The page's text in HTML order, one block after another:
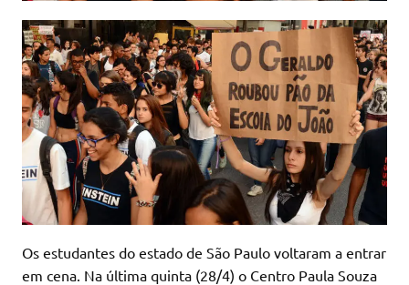
Os estudantes do estado de São Paulo voltaram a entrar
em cena. Na última quinta (28/4) o Centro Paula Souza